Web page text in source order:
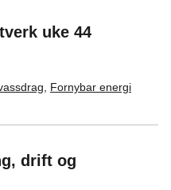
uke 44
Fornybar energi
drift og